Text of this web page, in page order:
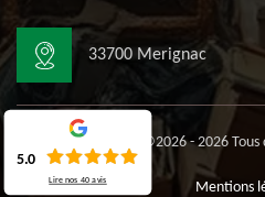
33700 Merignac
©2026 - 2026
Mentions
5.0
Lire nos40 avis